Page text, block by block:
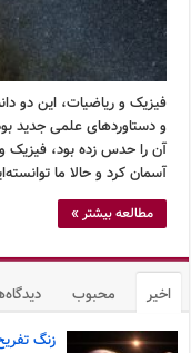
فیزیک و ریاضیات، این دو
و دستاوردهای علمی جدید
آن را حدس زده بود، فیزیک
آسمان کرد و حالا ما
مطالعه بیشتر »
اخیر محبوب
زنگ